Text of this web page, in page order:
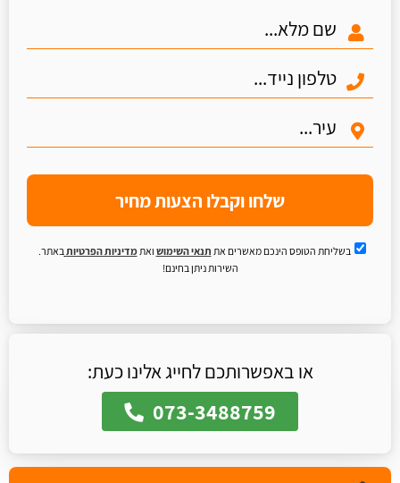
שלחו וקבלו הצעות מחיר
בשליחת הטופס הינכם מאשרים את תנאי השימוש ואתמדיניות הפרטיותבאתר.
השירות ניתן בחינם!
או באפשרותכם לחייג אלינו כעת:
073-3488759